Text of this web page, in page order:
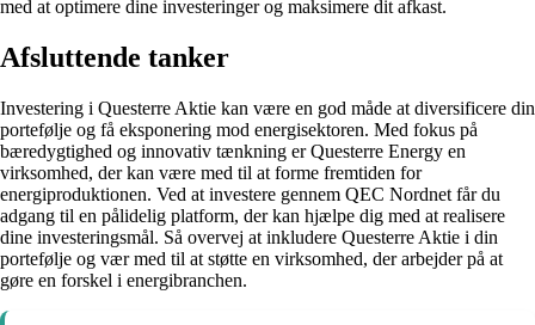
med at optimere dine investeringer og maksimere dit afkast.
Afsluttende tanker
Investering i Questerre Aktie kan være en god måde at diversificere din
portefølje og få eksponering mod energisektoren. Med fokus på
bæredygtighed og innovativ tænkning er Questerre Energy en
virksomhed, der kan være med til at forme fremtiden for
energiproduktionen. Ved at investere gennem QEC Nordnet får du
adgang til en pålidelig platform, der kan hjælpe dig med at realisere
dine investeringsmål. Så overvej at inkludere Questerre Aktie i din
portefølje og vær med til at støtte en virksomhed, der arbejder på at
gøre en forskel i energibranchen.